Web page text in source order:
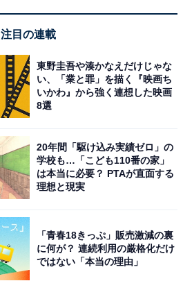
注目の連載
東野圭吾や湊かなえだけじゃな
い、「業と罪」を描く『映画ち
いかわ』から強く連想した映画
8選
20年間「駆け込み実績ゼロ」の
学校も…「こども110番の家」
は本当に必要？ PTAが直面する
理想と現実
「青春18きっぷ」販売激減の裏
に何が？ 連続利用の厳格化だけ
ではない「本当の理由」